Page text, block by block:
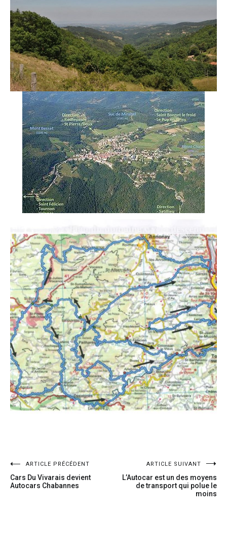
ARTICLE PRÉCÉDENT
Cars Du Vivarais devient
Autocars Chabannes
ARTICLE SUIVANT
L’Autocar est un des moyens
de transport qui polue le
moins